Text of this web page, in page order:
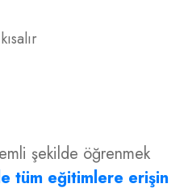
şekilde öğrenmek
tüm eğitimlere erişin